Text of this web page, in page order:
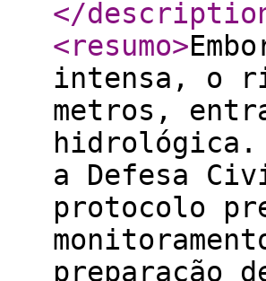
</
<resumo>
intensa, o
metros,
a Defesa
protocolo
preparação